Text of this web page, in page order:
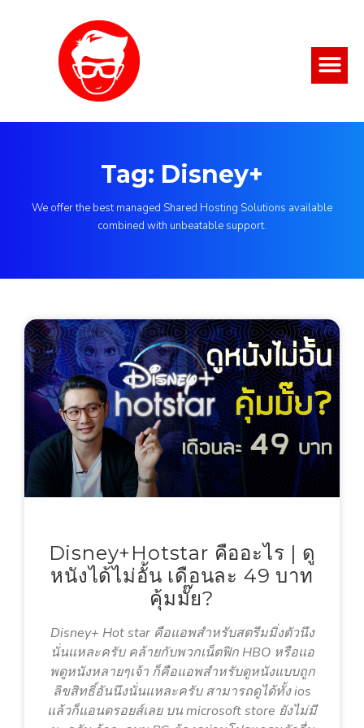
Tag: Disney+
We offer the best managed Shared Hosting Solutions available
combined with unbeatable support.
Disney+Hotstar คืออะไร | ดู
หนังได้ไม่อั้น เดือนละ 49 บาท
คุ้มมั๊ย?
Disney+ Hot star คือแอพสำหรับสตรีมมิ่งตัวนึง
นั่นแหละครับ คล้ายกับพวกเน็ตฟิก HBO หรือแอ
พดูหนังหลายๆเจ้า ก็คือแอพสำหรับดูหนังแบบถูก
ลิขสิทธิ์อันนึงนั่นแหละครับ สามารถดูได้ทั้ง ios
แล้วก็แอนดรอยส์เลย บน microsoft store ยังไม่มี